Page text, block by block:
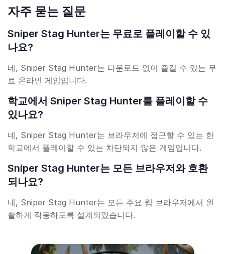
자주 묻는 질문
Sniper Stag Hunter는 무료로 플레이할 수 있
나요?
네, Sniper Stag Hunter는 다운로드 없이 즐길 수 있는 무
료 온라인 게임입니다.
학교에서 Sniper Stag Hunter를 플레이할 수
있나요?
네, Sniper Stag Hunter는 브라우저에 접근할 수 있는 한
학교에서 플레이할 수 있는 차단되지 않은 게임입니다.
Sniper Stag Hunter는 모든 브라우저와 호환
되나요?
네, Sniper Stag Hunter는 모든 주요 웹 브라우저에서 원
활하게 작동하도록 설계되었습니다.